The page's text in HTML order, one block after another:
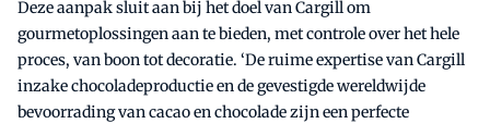
Deze aanpak sluit aan bij het doel van Cargill om
gourmetoplossingen aan te bieden, met controle over het hele
proces, van boon tot decoratie. ‘De ruime expertise van Cargill
inzake chocoladeproductie en de gevestigde wereldwijde
bevoorrading van cacao en chocolade zijn een perfecte